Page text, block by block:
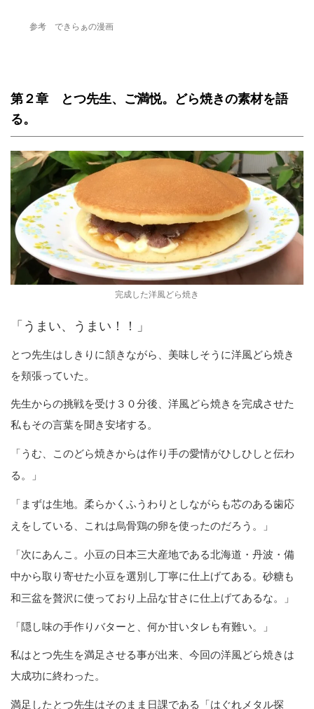
参考 できらぁの漫画
第２章 とつ先生、ご満悦。どら焼きの素材を語
る。
完成した洋風どら焼き
「うまい、うまい！！」
とつ先生はしきりに頷きながら、美味しそうに洋風どら焼き
を頬張っていた。
先生からの挑戦を受け３０分後、洋風どら焼きを完成させた
私もその言葉を聞き安堵する。
「うむ、このどら焼きからは作り手の愛情がひしひしと伝わ
る。」
「まずは生地。柔らかくふうわりとしながらも芯のある歯応
えをしている、これは烏骨鶏の卵を使ったのだろう。」
「次にあんこ。小豆の日本三大産地である北海道・丹波・備
中から取り寄せた小豆を選別し丁寧に仕上げてある。砂糖も
和三盆を贅沢に使っており上品な甘さに仕上げてあるな。」
「隠し味の手作りバターと、 何か甘いタレも有難い。」
私はとつ先生を満足させる事が出来、今回の洋風どら焼きは
大成功に終わった。
満足したとつ先生はそのまま日課である「はぐれメタル探